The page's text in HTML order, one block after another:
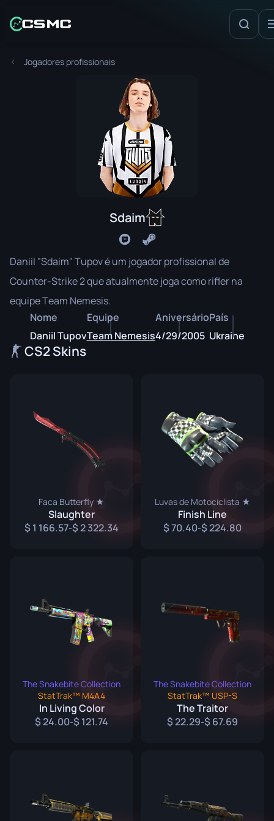
Jogadores profissionais
Sdaim
Daniil "Sdaim" Tupov é um jogador profissional de
Counter-Strike 2 que atualmente joga como rifler na
equipe Team Nemesis.
Nome
Daniil Tupov
Equipe
Team Nemesis
Aniversário
4/29/2005
País
Ukraine
CS2 Skins
Faca Butterfly ★
Slaughter
1 166.57- 2 322.34
Luvas de Motociclista ★
Finish Line
70.40- 224.80
The Snakebite Collection
StatTrak™ M4A4
In Living Color
24.00- 121.74
The Snakebite Collection
StatTrak™ USP-S
The Traitor
22.29- 67.69